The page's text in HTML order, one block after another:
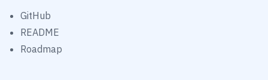
GitHub
README
Roadmap